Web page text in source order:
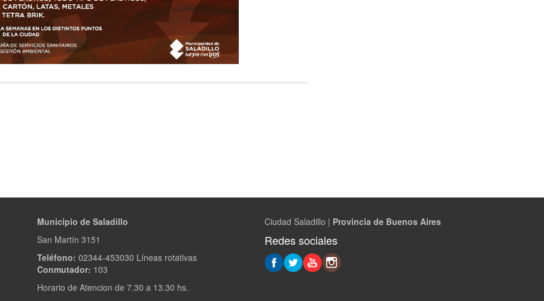
Municipio de Saladillo
San Martín 3151
Teléfono: 02344-453030 Líneas rotativas
Conmutador: 103
Horario de Atencion de 7.30 a 13.30 hs.
Ciudad Saladillo | Provincia de Buenos Aires
Redes sociales